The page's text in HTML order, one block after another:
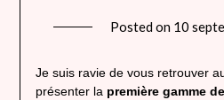
Posted on 10
Je suis ravie de vous retrouver
présenter la première gamme